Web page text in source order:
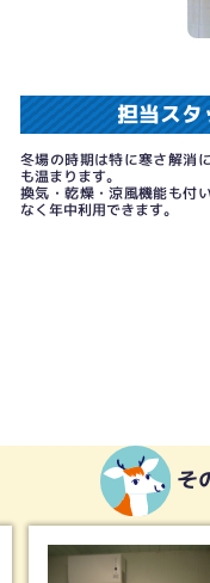
担当スタ
冬場の時期は特に寒さ解消
も温まります。
換気・乾燥・涼風機能も付
なく年中利用できます。
そ
浴室暖房